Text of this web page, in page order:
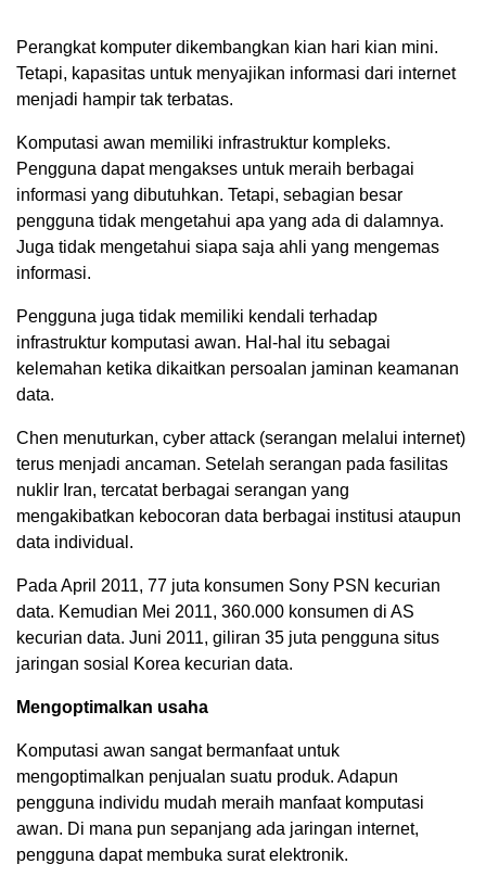
Perangkat komputer dikembangkan kian hari kian mini.
Tetapi, kapasitas untuk menyajikan informasi dari internet
menjadi hampir tak terbatas.
Komputasi awan memiliki infrastruktur kompleks.
Pengguna dapat mengakses untuk meraih berbagai
informasi yang dibutuhkan. Tetapi, sebagian besar
pengguna tidak mengetahui apa yang ada di dalamnya.
Juga tidak mengetahui siapa saja ahli yang mengemas
informasi.
Pengguna juga tidak memiliki kendali terhadap
infrastruktur komputasi awan. Hal-hal itu sebagai
kelemahan ketika dikaitkan persoalan jaminan keamanan
data.
Chen menuturkan, cyber attack (serangan melalui internet)
terus menjadi ancaman. Setelah serangan pada fasilitas
nuklir Iran, tercatat berbagai serangan yang
mengakibatkan kebocoran data berbagai institusi ataupun
data individual.
Pada April 2011, 77 juta konsumen Sony PSN kecurian
data. Kemudian Mei 2011, 360.000 konsumen di AS
kecurian data. Juni 2011, giliran 35 juta pengguna situs
jaringan sosial Korea kecurian data.
Mengoptimalkan usaha
Komputasi awan sangat bermanfaat untuk
mengoptimalkan penjualan suatu produk. Adapun
pengguna individu mudah meraih manfaat komputasi
awan. Di mana pun sepanjang ada jaringan internet,
pengguna dapat membuka surat elektronik.